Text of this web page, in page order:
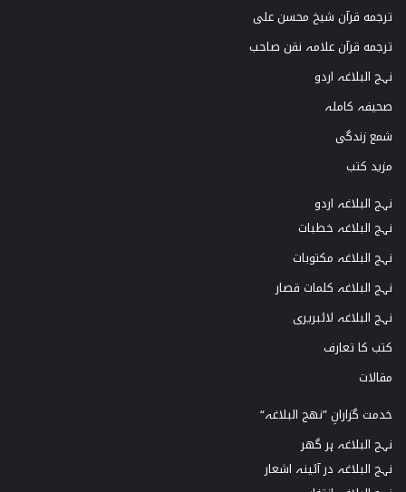
ترجمه قرآن شیخ محسن علی
ترجمه قرآن علامہ نقن صاحب
نہج البلاغہ اردو
صحیفہ کاملہ
شمع زندگی
مزید کتب
نہج البلاغہ اردو
نہج البلاغہ خطبات
نہج البلاغہ مکتوبات
نہج البلاغہ کلمات قصار
نہج البلاغہ لائبریری
کتب کا تعارف
مقالات
خدمت گزارانِ ”نھج البلاغہ“
نہج البلاغہ ہر گھر
نہج البلاغہ در آئینہ اشعار